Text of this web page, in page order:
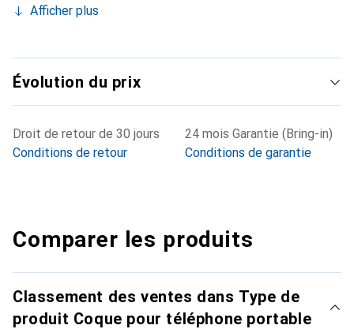
Afficher plus
Évolution du prix
Droit de retour de 30 jours
Conditions de retour
24 mois Garantie (Bring-in)
Conditions de garantie
Comparer les produits
Classement des ventes dans Type de
produit Coque pour téléphone portable